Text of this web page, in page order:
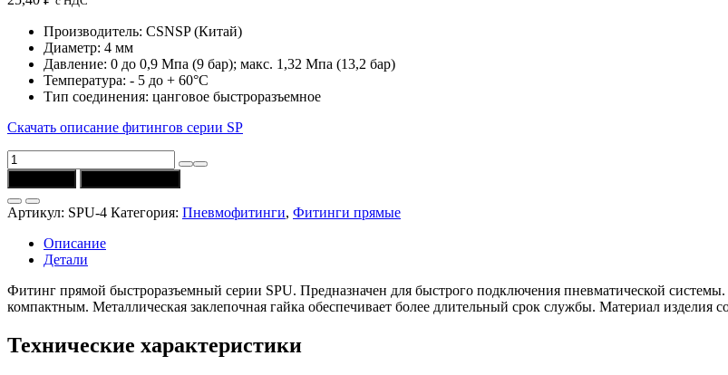
Производитель: CSNSP (Китай)
Диаметр: 4 мм
Давление: 0 до 0,9 Мпа (9 бар); макс. 1,32 Мпа (13,2 бар)
Температура: - 5 до + 60°C
Тип соединения: цанговое быстроразъемное
Скачать описание фитингов серии SP
Количество
товара
Фитинг
SPU-
4
прямой
4
мм)
Артикул: SPU-4 Категория: Пневмофитинги, Фитинги прямые
Описание
Детали
Фитинг прямой быстроразъемный серии SPU. Предназначен для быстрого подключения пневматической
компактным. Металлическая заклепочная гайка обеспечивает более длительный срок службы. Материал изделия
Технические характеристики